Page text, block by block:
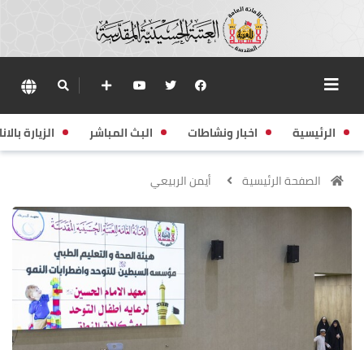
الرئيسية اخبار ونشاطات البث المباشر الزيارة
الصفحة الرئيسية أيمن الربيعي